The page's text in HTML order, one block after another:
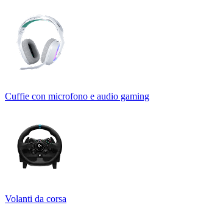
Cuffie con microfono e audio gaming
Volanti da corsa